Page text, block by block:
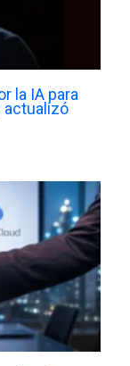
la IA para
actualizó